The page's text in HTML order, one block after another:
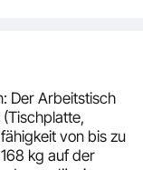
Der Arbeitstisch
von bis zu
kg auf der